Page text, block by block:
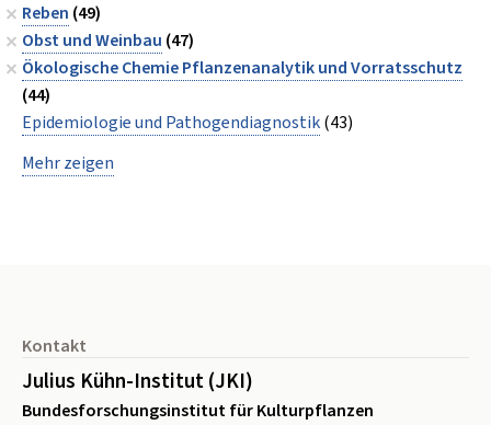
Reben (49)
Obst und Weinbau (47)
Ökologische Chemie Pflanzenanalytik und Vorratsschutz
(44)
Epidemiologie und Pathogendiagnostik(43)
Mehr zeigen
Kontakt
Julius Kühn-Institut (JKI)
Bundesforschungsinstitut für Kulturpflanzen